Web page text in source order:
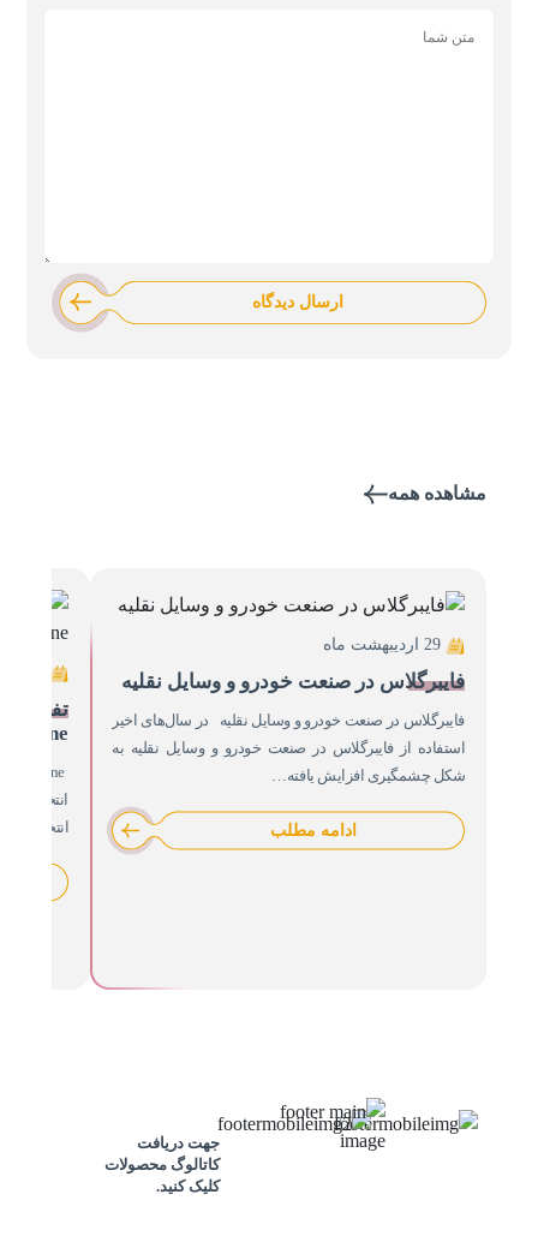
ارسال دیدگاه
مشاهده همه
فایبرگلاس در صنعت خودرو و وسایل نقلیه
فایبرگلاس در صنعت خودرو و وسایل نقلیه در سال‌های اخیر
استفاده از فایبرگلاس در صنعت خودرو و وسایل نقلیه به
شکل چشمگیری افزایش یافته…
ادامه مطلب
انتخاب
انتخاب
جهت دریافت
کاتالوگ محصولات
کلیک کنید.